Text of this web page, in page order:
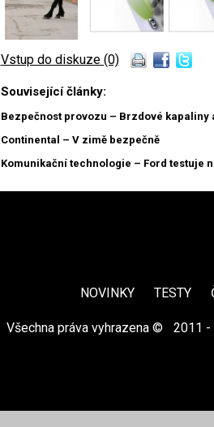
Vstup do diskuze (0)
Související články:
Bezpečnost provozu – Brzdové kapaliny
Continental – V zimě bezpečně
Komunikační technologie – Ford testuje
NOVINKY TESTY
Všechna práva vyhrazena © 2011 -